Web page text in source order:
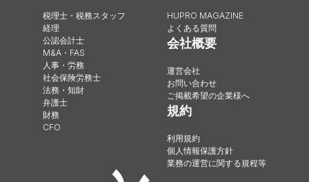
税理士・税務スタッフ
経理
公認会計士
M&A・FAS
人事・労務
社会保険労務士
法務・知財
弁護士
財務
CFO
HUPRO MAGAZINE
よくある質問
会社概要
運営会社
お問い合わせ
ご掲載希望の企業様へ
規約
利用規約
個人情報保護方針
業務の運営に関する規程等